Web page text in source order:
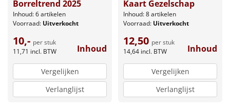
Borreltrend 2025
Inhoud: 6 artikelen
Voorraad: Uitverkocht
10,- per stuk
11,71 incl. BTW Inhoud
Vergelijken
Verlanglijst
Kaart Gezelschap
Inhoud: 8 artikelen
Voorraad: Uitverkocht
12,50 per stuk
14,64 incl. BTW Inhoud
Vergelijken
Verlanglijst